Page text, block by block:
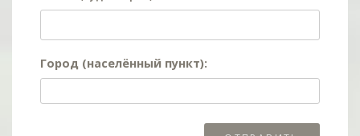
Город (населённый пункт):